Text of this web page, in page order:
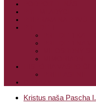
Kristus naša Pascha I.